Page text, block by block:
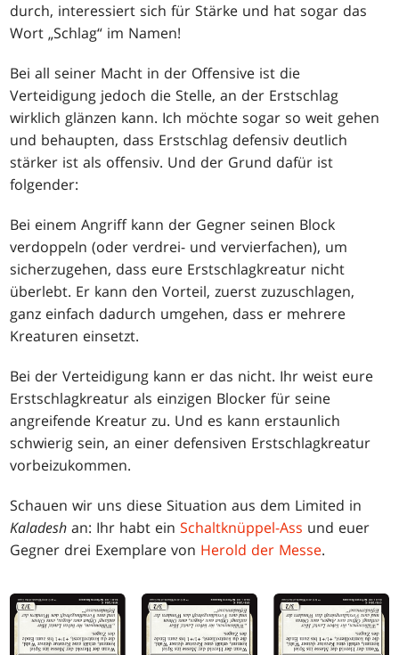
durch, interessiert sich für Stärke und hat sogar das
Wort „Schlag“ im Namen!
Bei all seiner Macht in der Offensive ist die
Verteidigung jedoch die Stelle, an der Erstschlag
wirklich glänzen kann. Ich möchte sogar so weit gehen
und behaupten, dass Erstschlag defensiv deutlich
stärker ist als offensiv. Und der Grund dafür ist
folgender:
Bei einem Angriff kann der Gegner seinen Block
verdoppeln (oder verdrei- und vervierfachen), um
sicherzugehen, dass eure Erstschlagkreatur nicht
überlebt. Er kann den Vorteil, zuerst zuzuschlagen,
ganz einfach dadurch umgehen, dass er mehrere
Kreaturen einsetzt.
Bei der Verteidigung kann er das nicht. Ihr weist eure
Erstschlagkreatur als einzigen Blocker für seine
angreifende Kreatur zu. Und es kann erstaunlich
schwierig sein, an einer defensiven Erstschlagkreatur
vorbeizukommen.
Schauen wir uns diese Situation aus dem Limited in
Kaladesh an: Ihr habt einSchaltknüppel-Ass und euer
Gegner drei Exemplare von Herold der Messe.